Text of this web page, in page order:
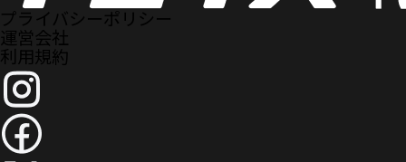
プライバシーポリシー
運営会社
利用規約